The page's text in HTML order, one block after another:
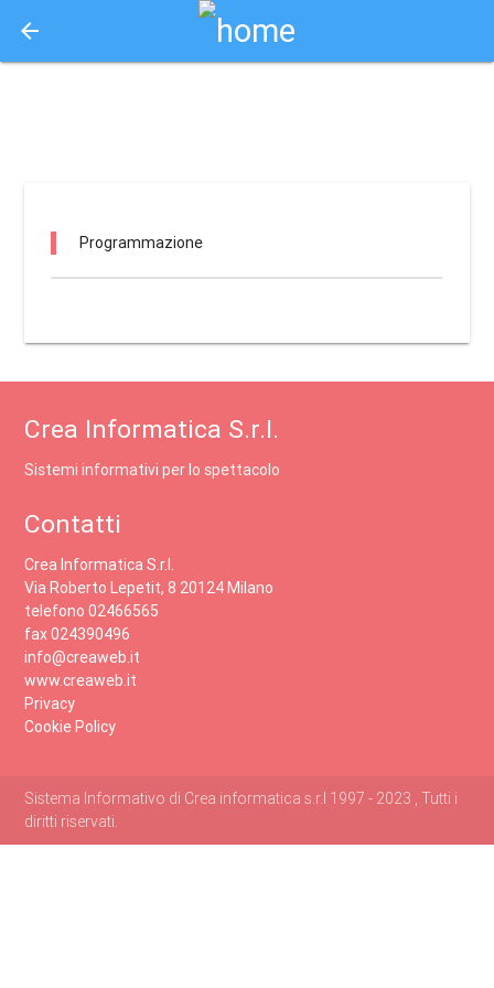
arrow_back
Programmazione
Crea Informatica S.r.l.
Sistemi informativi per lo spettacolo
Contatti
Crea Informatica S.r.l.
Via Roberto Lepetit, 8 20124 Milano
telefono 02466565
fax 024390496
info@creaweb.it
www.creaweb.it
Privacy
Cookie Policy
Sistema Informativo di Crea informatica s.r.l 1997 - 2023 , Tutti i
diritti riservati.